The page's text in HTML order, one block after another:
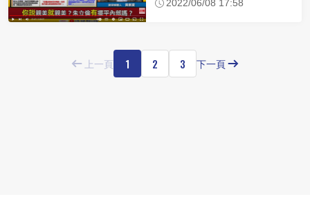
2022/06/08 17:58
上一頁 1 2 3 下一頁